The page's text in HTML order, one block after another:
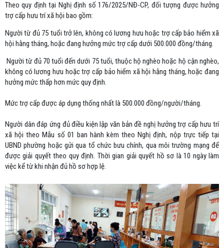
Theo quy định tại Nghị định số 176/2025/NĐ-CP, đối tượng được hưởng
trợ cấp hưu trí xã hội bao gồm:
Người từ đủ 75 tuổi trở lên, không có lương hưu hoặc trợ cấp bảo hiểm xã
hội hằng tháng, hoặc đang hưởng mức trợ cấp dưới 500.000 đồng/tháng.
Người từ đủ 70 tuổi đến dưới 75 tuổi, thuộc hộ nghèo hoặc hộ cận nghèo,
không có lương hưu hoặc trợ cấp bảo hiểm xã hội hằng tháng, hoặc đang
hưởng mức thấp hơn mức quy định.
Mức trợ cấp được áp dụng thống nhất là 500.000 đồng/người/tháng.
Người dân đáp ứng đủ điều kiện lập văn bản đề nghị hưởng trợ cấp hưu trí
xã hội theo Mẫu số 01 ban hành kèm theo Nghị định, nộp trực tiếp tại
UBND phường hoặc gửi qua tổ chức bưu chính, qua môi trường mạng để
được giải quyết theo quy định. Thời gian giải quyết hồ sơ là 10 ngày làm
việc kể từ khi nhận đủ hồ sơ hợp lệ.